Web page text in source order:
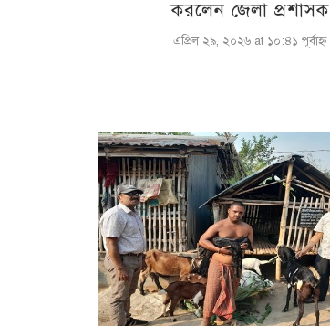
করলেন জেলা প্রশাসক
এপ্রিল ২৯, ২০২৬ at ১০:৪১ পূর্বাহ্ণ